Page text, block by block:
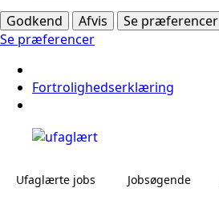
Godkend
Afvis Se præferencer
Se præferencer
Fortrolighedserklæring
Ufaglærte jobs Jobsøgende